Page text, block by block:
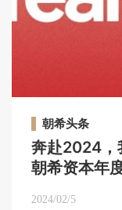
朝希头条
奔赴2024，
朝希资本年
2024/02/5